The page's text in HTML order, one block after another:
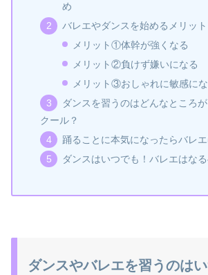
め
バレエやダンスを始めるメリット
メリット①体幹が強くなる
メリット②負けず嫌いになる
メリット③おしゃれに敏感に
ダンスを習うのはどんなところ
クール？
踊ることに本気になったらバレ
ダンスはいつでも！バレエはな
ダンスやバレエを習うのは